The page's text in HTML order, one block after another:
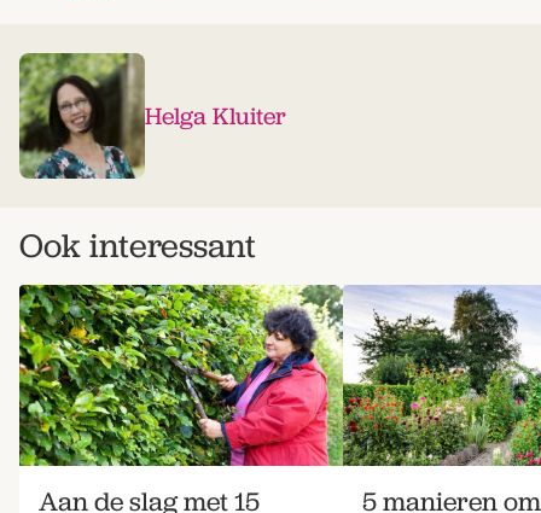
Helga Kluiter
Ook interessant
Aan de slag met 15 5 manieren